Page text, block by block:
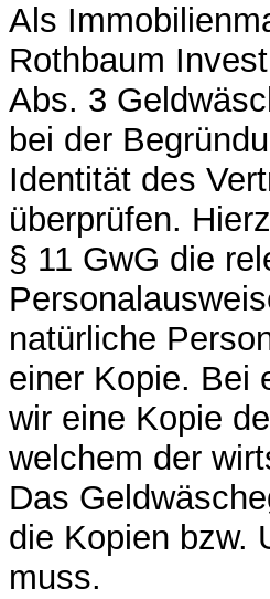
Als
Rothbaum
Abs. 3
bei der
Identität des
überprüfen.
§ 11 GwG die
natürliche
einer Kopie. Bei
wir eine Kopie
welchem der
Das
die Kopien bzw.
muss.